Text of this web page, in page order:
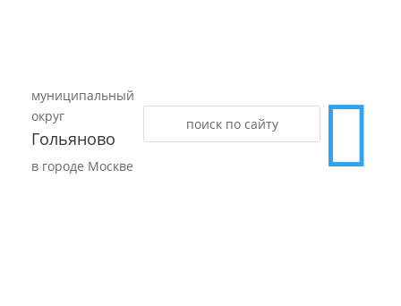
муниципальный
округ
Гольяново
в городе Москве 